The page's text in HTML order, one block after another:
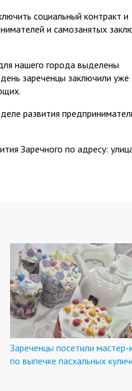
социальный контракт и
и самозанятых
нашего города выделены
зареченцы заключили уже
развития
Заречного по адресу:
Зареченцы посетили мастер-
по выпечке пасхальных